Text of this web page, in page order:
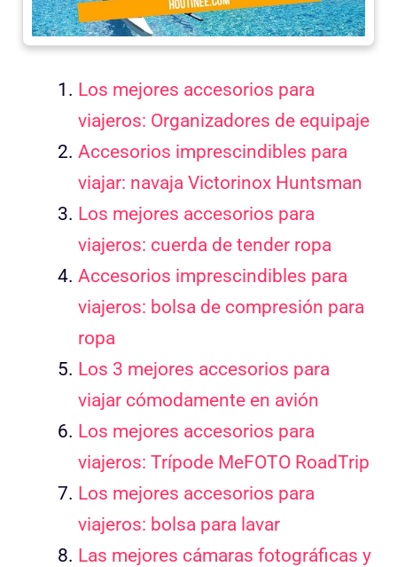
Los mejores accesorios para
viajeros: Organizadores de equipaje
Accesorios imprescindibles para
viajar: navaja Victorinox Huntsman
Los mejores accesorios para
viajeros: cuerda de tender ropa
Accesorios imprescindibles para
viajeros: bolsa de compresión para
ropa
Los 3 mejores accesorios para
viajar cómodamente en avión
Los mejores accesorios para
viajeros: Trípode MeFOTO RoadTrip
Los mejores accesorios para
viajeros: bolsa para lavar
Las mejores cámaras fotográficas y